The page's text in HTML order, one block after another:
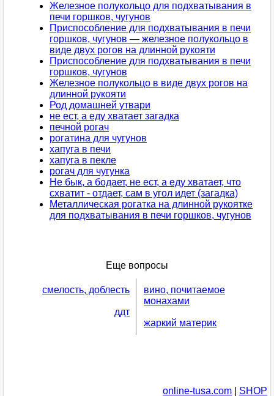
Железное полукольцо для подхватывания в
печи горшков, чугунов
Приспособление для подхватывания в печи
горшков, чугунов — железное полукольцо в
виде двух рогов на длинной рукояти
Приспособление для подхватывания в печи
горшков, чугунов
Железное полукольцо в виде двух рогов на
длинной рукояти
Род домашней утвари
не ест, а еду хватает загадка
печной рогач
рогатина для чугунов
хапуга в печи
хапуга в пекле
рогач для чугунка
Не бык, а бодает, не ест, а еду хватает, что
схватит - отдает, сам в угол идет (загадка)
Металлическая рогатка на длинной рукоятке
для подхватывания в печи горшков, чугунов
Еще вопросы
смелость, доблесть
ддт
вино, почитаемое
монахами
жаркий материк
online-tusa.com SHOP